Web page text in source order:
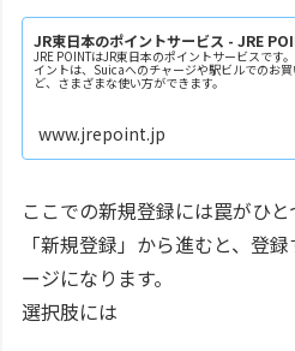
JR東日本のポイントサービス - JRE
JRE POINTはJR東日本のポイントサービスです
イントは、Suicaへのチャージや駅ビルでのお
ど、さまざまな使い方ができます。
www.jrepoint.jp
ここでの新規登録には罠がひと
「新規登録」から進むと、登
ージになります。
選択肢には